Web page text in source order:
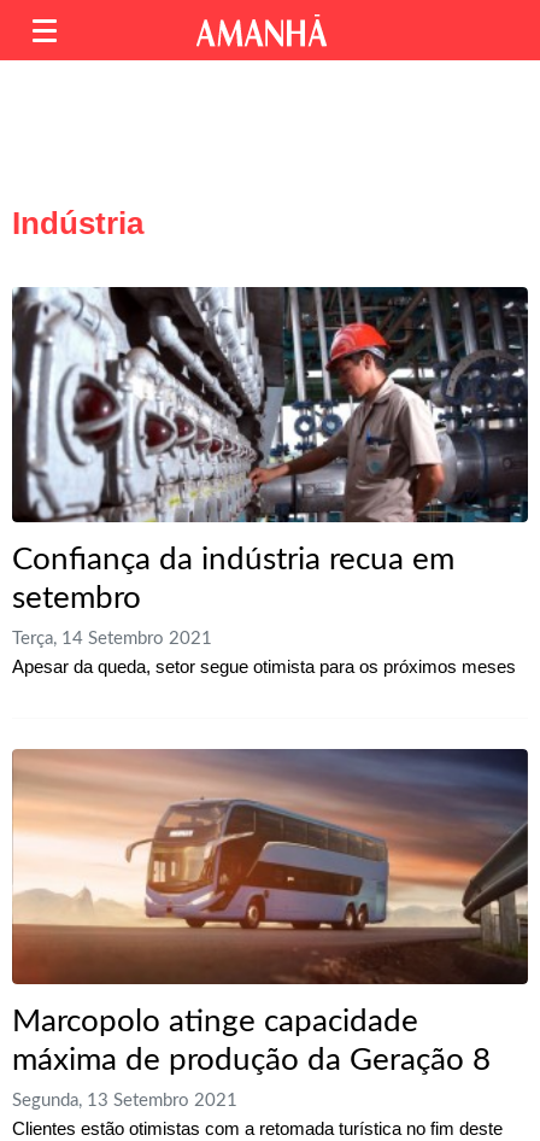
Indústria
Confiança da indústria recua em
setembro
Terça, 14 Setembro 2021
Apesar da queda, setor segue otimista para os próximos meses
Marcopolo atinge capacidade
máxima de produção da Geração 8
Segunda, 13 Setembro 2021
Clientes estão otimistas com a retomada turística no fim deste